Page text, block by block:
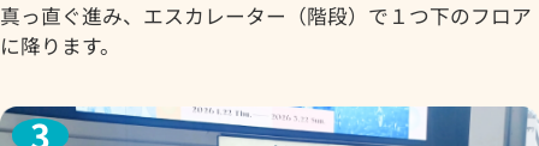
真っ直ぐ進み、エスカレーター（階段）で１つ下のフロア
に降ります。